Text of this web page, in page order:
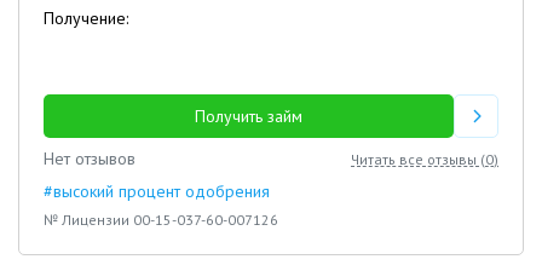
Получение:
Получить займ
Нет отзывов
Читать все отзывы (0)
#высокий процент одобрения
№ Лицензии 00-15-037-60-007126